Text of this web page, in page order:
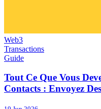
Web3
Transactions
Guide
Tout Ce Que Vous
Contacts : Envoyez